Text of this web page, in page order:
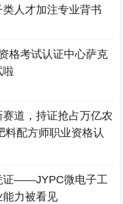
人才加注专业背书
格考试认证中心萨克
啦
道，持证抢占万亿农
料配方师职业资格认
证——JYPC微电子工
力被看见